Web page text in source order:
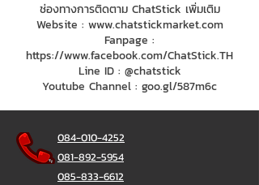
ช่องทางการติดตาม ChatStick เพิ่มเติม
Website : www.chatstickmarket.com
Fanpage :
https://www.facebook.com/ChatStick.TH
Line ID : @chatstick
Youtube Channel : goo.gl/587m6c
084-010-4252
081-892-5954
085-833-6612